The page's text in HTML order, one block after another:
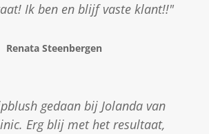
Ik ben en blijf vaste klant!!"
Renata Steenbergen
gedaan bij Jolanda van
Erg blij met het resultaat,